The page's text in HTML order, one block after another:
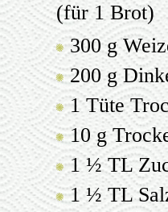
(für 1 Brot)
300 g
200 g
1 Tüte
10 g
1 ½ TL
1 ½ TL